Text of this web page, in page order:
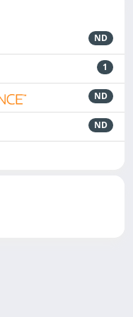
ND
1
ND
ND